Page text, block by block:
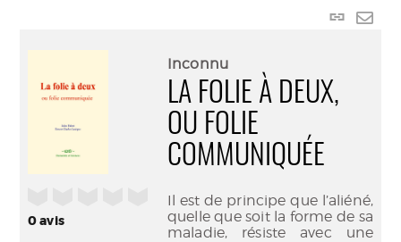
Lien
0avis
Inconnu
LA FOLIE À DEUX,
OU FOLIE
COMMUNIQUÉE
Il est de principe que l’aliéné,
quelle que soit la forme de sa
maladie, résiste avec une